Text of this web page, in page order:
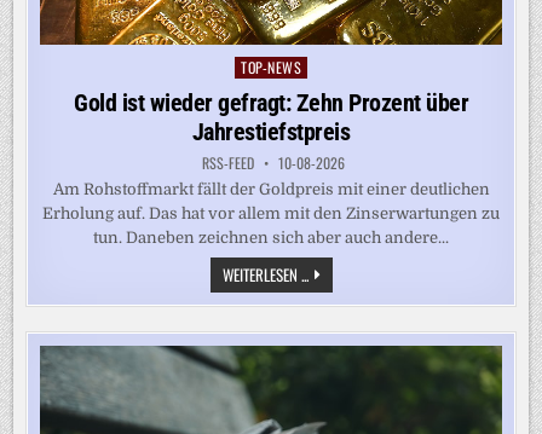
Posted
in
TOP-NEWS
Gold ist wieder gefragt: Zehn Prozent über
Jahrestiefstpreis
RSS-FEED 10-08-2026
Am Rohstoffmarkt fällt der Goldpreis mit einer deutlichen
Erholung auf. Das hat vor allem mit den Zinserwartungen zu
tun. Daneben zeichnen sich aber auch andere...
WEITERLESEN ... GOLD
IST
WIEDER
ZEHN
PROZENT